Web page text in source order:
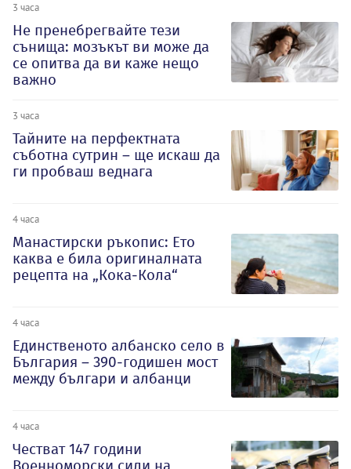
3 часа
Не пренебрегвайте тези
сънища: мозъкът ви може да
се опитва да ви каже нещо
важно
3 часа
Тайните на перфектната
съботна сутрин – ще искаш да
ги пробваш веднага
4 часа
Манастирски ръкопис: Ето
каква е била оригиналната
рецепта на „Кока-Кола“
4 часа
Единственото албанско село в
България – 390-годишен мост
между българи и албанци
4 часа
Честват 147 години
Военноморски сили на